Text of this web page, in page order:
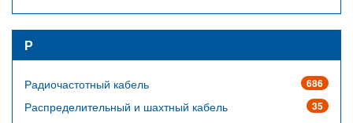
Р
686
Радиочастотный кабель
35
Распределительный и шахтный кабель